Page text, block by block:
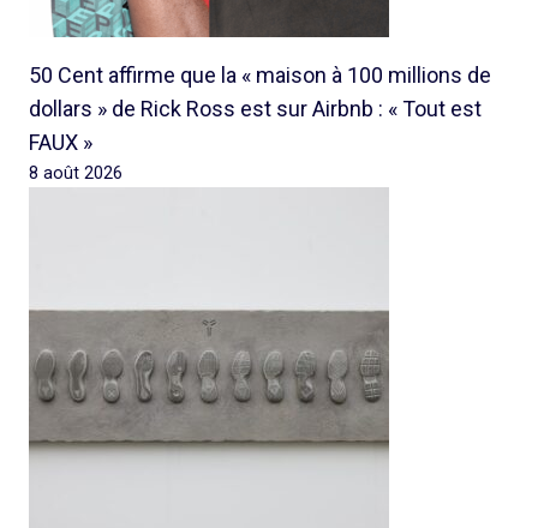
50 Cent affirme que la « maison à 100 millions de
dollars » de Rick Ross est sur Airbnb : « Tout est
FAUX »
8 août 2026